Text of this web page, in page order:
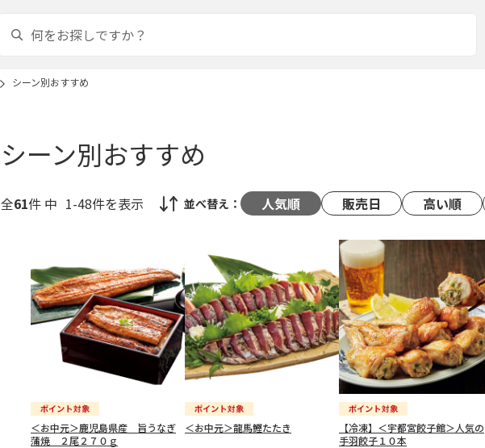
シーン別おすすめ
シーン別おすすめ
全61件 中 1-48件を表示 並べ替え： 人気順 販売日 高い順
＜お中元＞鹿児島県産 旨うなぎ
蒲焼 ２尾２７０ｇ
＜お中元＞龍馬鰹たたき
【冷凍】＜宇都宮餃子館＞人気の
手羽餃子１０本